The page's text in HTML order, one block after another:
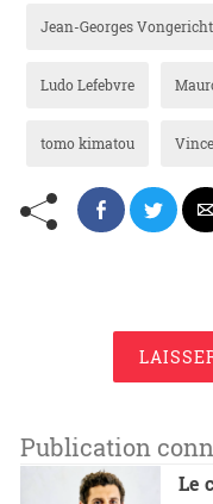
Jean-Georges
Ludo Lefebvre
tomo kimatou
Publication
Le